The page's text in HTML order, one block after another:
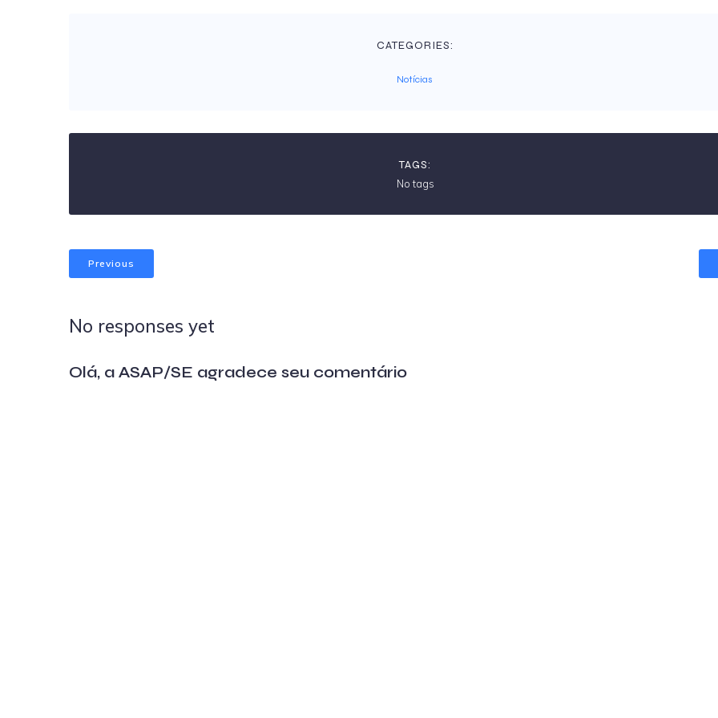
CATEGORIES:
Notícias
TAGS:
No tags
Previous
No responses yet
Olá, a ASAP/SE agradece seu comentário